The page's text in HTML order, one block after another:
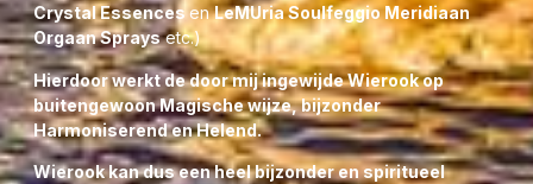
Crystal Essences enLeMUria Soulfeggio Meridiaan
Orgaan Sprays etc.)
Hierdoor werkt de door mij ingewijde Wierook op
buitengewoon Magische wijze, bijzonder
Harmoniserend en Helend.
Wierook kan dus een heel bijzonder en spiritueel